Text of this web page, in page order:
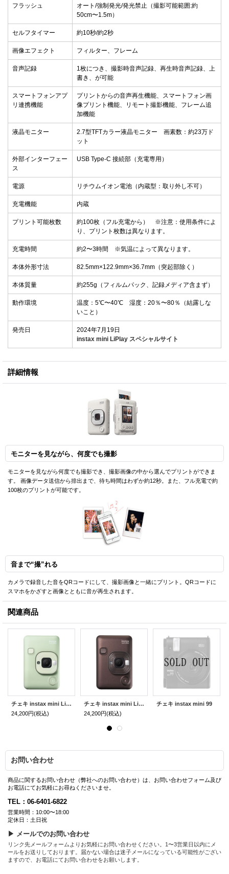
フラッシュ
オート/強制発光/発光禁止（撮影可能範囲:約
50cm〜1.5m）
セルフタイマー 約10秒/約2秒
画像エフェクト フィルター、フレーム
音声記録
1枚につき、撮影時音声記録、再生時音声記録、上
書き、が可能
スマートフォンアプ
リ連携機能
プリントからの音声再生機能、スマートフォン画
像プリント機能、リモート撮影機能、フレーム追
加機能
液晶モニター
2.7型TFTカラー液晶モニター 画素数：約23万ド
ット
外部インターフェー
ス
USB Type-C 接続部（充電専用）
電源 リチウムイオン電池（内蔵型：取り外し不可）
充電機能 内蔵
プリント可能枚数
約100枚（フル充電から） ※注意：使用条件によ
り、プリント枚数は異なります。
充電時間 約2〜3時間 ※気温によって異なります。
本体外形寸法 82.5mm×122.9mm×36.7mm（突起部除く）
本体質量 約255g（フィルムパック、記録メディア含まず）
動作環境
温度：5℃〜40℃ 湿度：20％〜80％（結露しな
いこと）
発売日
2024年7月19日
instax mini LiPlay スペシャルサイト
詳細情報
モニターを見ながら、何度でも撮影
モニターを見ながら何度でも撮影でき、撮影画像の中から選んでプリントができま
す。 画像データ送信から排出まで、待ち時間はわずか約12秒。また、フル充電で約
100枚のプリントが可能です。
音まで“撮”れる
カメラで録音した音をQRコードにして、撮影画像と一緒にプリント。QRコードに
スマホをかざすと画像とともに音が再生されます。
関連商品
チェキ instax mini LiPlay | グリーン
24,200円(税込)
チェキ instax mini LiPlay | ブロンズ
24,200円(税込)
チェキ instax mini 99
お問い合わせ
商品に関するお問い合わせ（弊社へのお問い合わせ）は、お問い合わせフォーム及び
お電話にてお気軽にお尋ねくださいませ。
TEL：06-6401-6822
営業時間：10:00〜18:00
定休日：土日祝
▶ メールでのお問い合わせ
リンク先メールフォームよりお気軽にお問い合わせください。1〜3営業日以内にメ
ールをお送りしております。届かない場合は迷子メールになっている可能性がござい
ますので、お電話にてお問い合わせをお願いします。